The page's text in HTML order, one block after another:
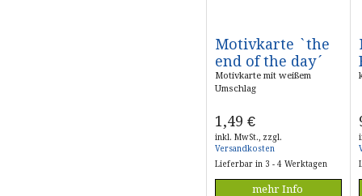
Motivkarte `the
end of the day´
Motivkarte mit weißem
Umschlag
1,49 €
inkl. MwSt., zzgl.
Versandkosten
Lieferbar in 3 - 4 Werktagen
mehr Info